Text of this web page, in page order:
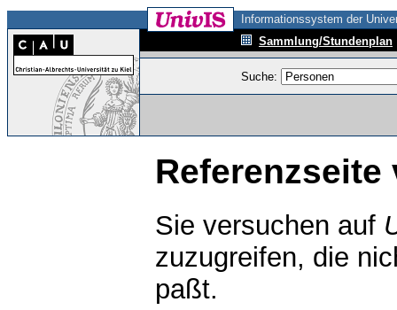
Informationssystem der
Sammlung/Stundenplan
Suche:
Referenzseite
Sie versuchen auf
zuzugreifen, die
paßt.